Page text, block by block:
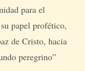
para el
papel profético,
de Cristo, hacia
peregrino”